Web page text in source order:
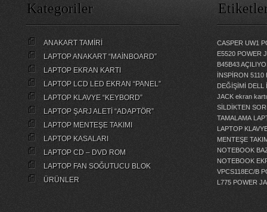
Kategoriler
ANAKART TAMİRİ
LAPTOP ANAKART “MAİNBOARD”
LAPTOP EKRAN KARTI
LAPTOP LCD LED EKRAN “PANEL”
LAPTOP KLAVYE “KEYBORD”
LAPTOP ŞARJ ALETİ “ADAPTÖR”
LAPTOP MENTEŞE TAKIMI
LAPTOP KASALARI
LAPTOP CD – DVD ROM
LAPTOP FAN SOĞUTUCU BLOK
ÜRÜNLER
CASPER UW1
E5520 POWER
B45B43
İNSPİRON
DEĞİŞİMİ
DELL
JACK ekran
SİLDİKTEN
TAMALAMA
LAPTOP
MENTEŞE
NOTEBOOK
NOTEBOOK
VPCS118EC/B
L775 POWER